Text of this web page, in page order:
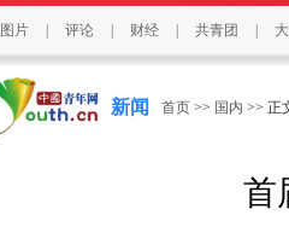
图片 评论 财经 共青团
新闻 首页 >> 国内 >> 正
首